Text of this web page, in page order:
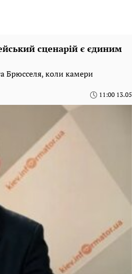
сценарій є єдиним
Брюсселя, коли камери
11:00 13.05